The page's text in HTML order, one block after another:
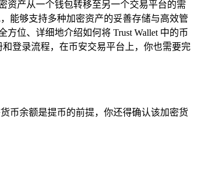
资产从一个钱包转移至另一个交易平台的需
能够支持多种加密资产的妥善存储与高效管
位、详细地介绍如何将 Trust Wallet 中的币
登录流程，在币安交易平台上，你也需要完
币余额是提币的前提，你还得确认该加密货